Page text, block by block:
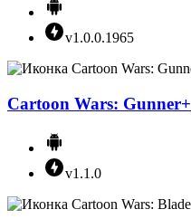
v1.0.0.1965
Cartoon Wars: Gunner+
v1.1.0